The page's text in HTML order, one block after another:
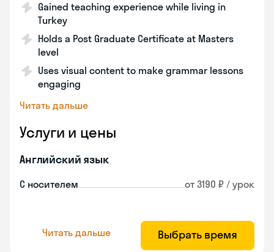
Gained teaching experience while living in
Turkey
Holds a Post Graduate Certificate at Masters
level
Uses visual content to make grammar lessons
engaging
Читать дальше
Услуги и цены
Английский язык
С носителем от 3190 ₽ / урок
Читать дальше Выбрать время